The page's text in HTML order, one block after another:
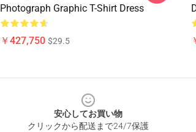
Photograph Graphic T-Shirt Dress
￥427,750 $29.5
安心してお買い物
クリックから配送まで24/7保護